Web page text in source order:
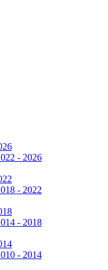
- 2026
- 2022
- 2018
- 2014